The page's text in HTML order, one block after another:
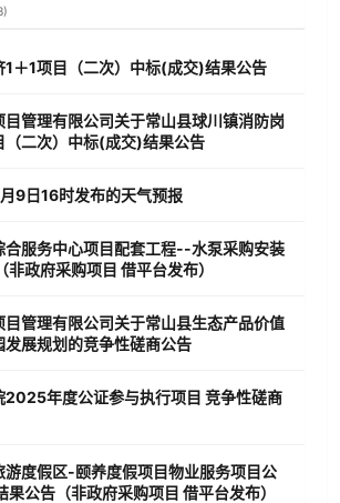
1＋1项目（二次）中标(成交)结果公告
目管理有限公司关于常山县球川镇消防岗
（二次）中标(成交)结果公告
9日16时发布的天气预报
合服务中心项目配套工程--水泵采购安装
非政府采购项目 借平台发布）
目管理有限公司关于常山县生态产品价值
发展规划的竞争性磋商公告
2025年度公证参与执行项目 竞争性磋商
游度假区-颐养度假项目物业服务项目公
果公告（非政府采购项目 借平台发布）